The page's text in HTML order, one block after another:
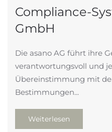
Compliance-
GmbH
Die asano AG führt ihre
verantwortungsvoll und
Übereinstimmung mit
Bestimmungen...
Weiterlesen